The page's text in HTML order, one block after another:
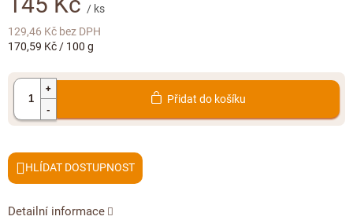
/ ks
129,46 Kč bez DPH
Měrná
170,59 Kč / 100 g
Přidat do košíku
Detailní informace
HLÍDAT